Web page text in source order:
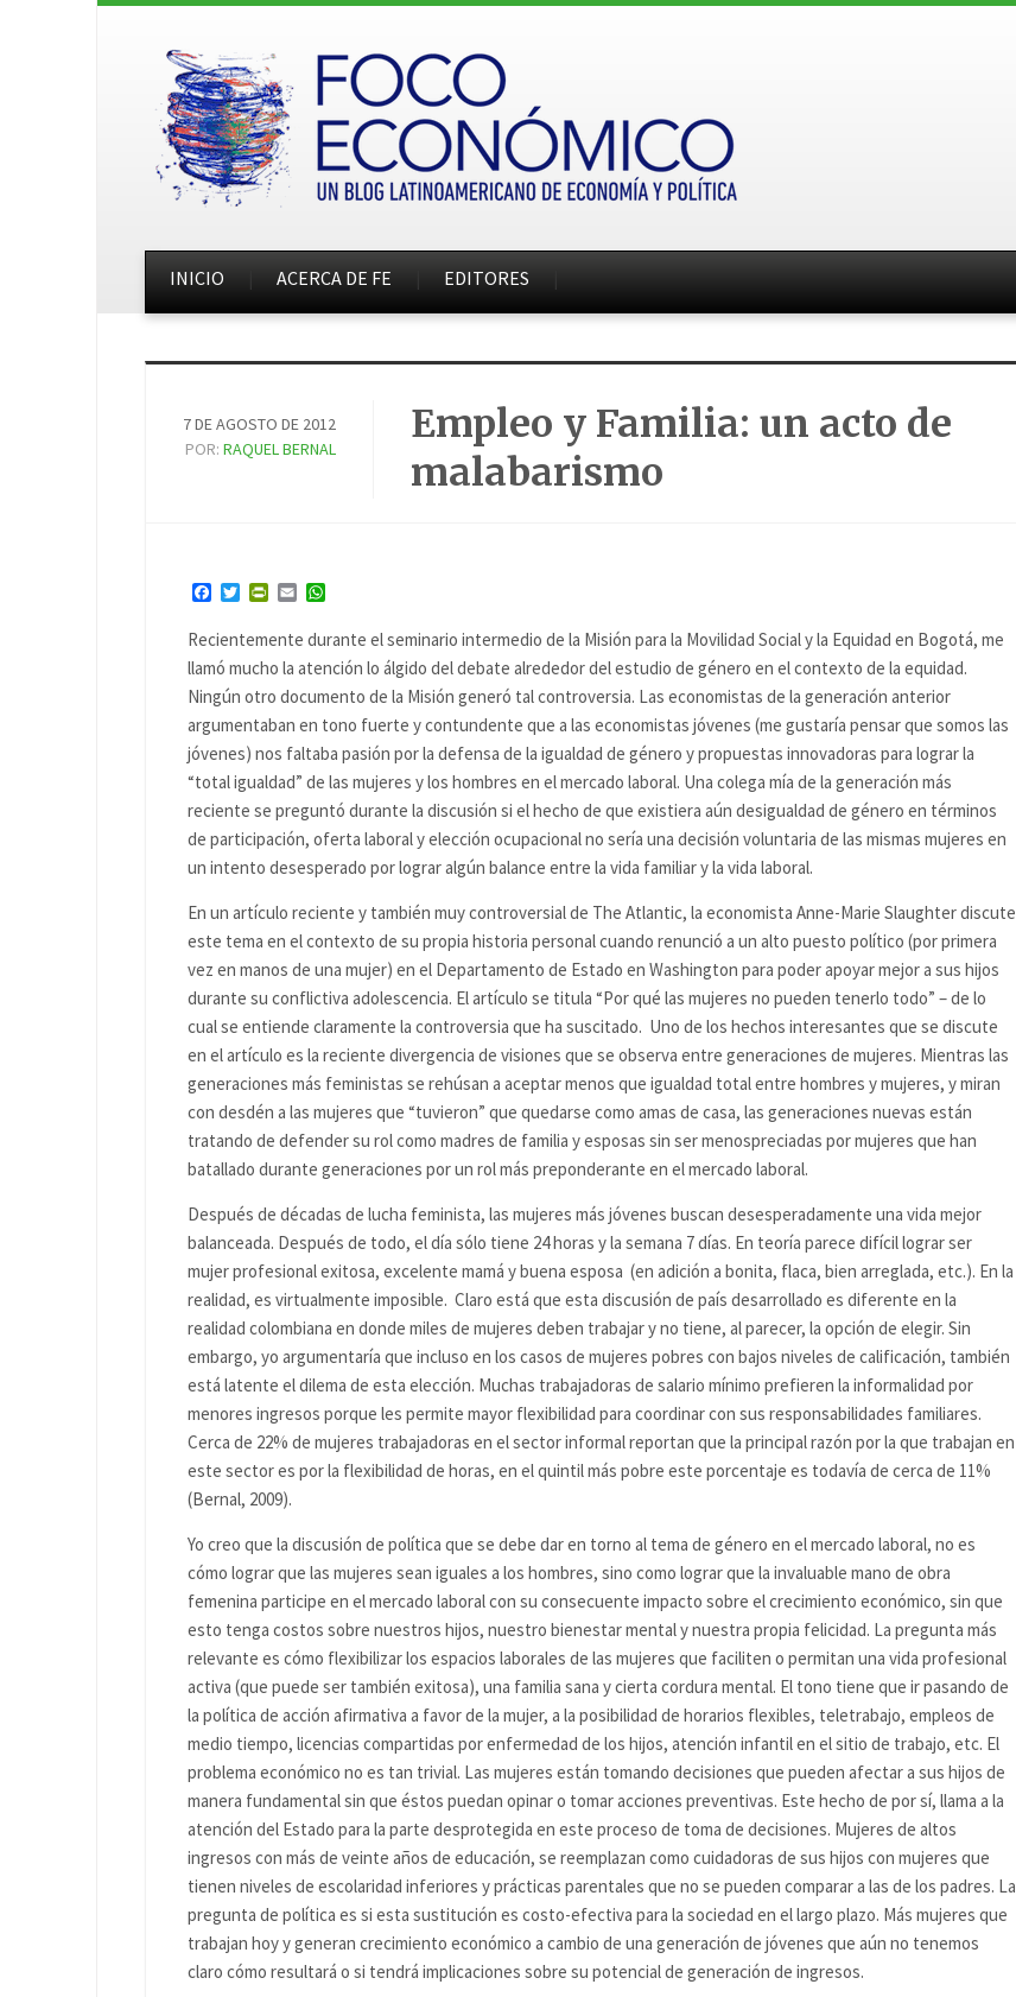
INICIO ACERCA DE FE EDITORES
7 DE AGOSTO DE 2012
POR:RAQUEL BERNAL
Empleo y Familia: un acto de
malabarismo
Facebook
TwitterPrintFriendly
Email
Recientemente durante el seminario intermedio de la Misión para la Movilidad Social y la Equidad en Bogotá, me
llamó mucho la atención lo álgido del debate alrededor del estudio de género en el contexto de la equidad.
Ningún otro documento de la Misión generó tal controversia. Las economistas de la generación anterior
argumentaban en tono fuerte y contundente que a las economistas jóvenes (me gustaría pensar que somos las
jóvenes) nos faltaba pasión por la defensa de la igualdad de género y propuestas innovadoras para lograr la
“total igualdad” de las mujeres y los hombres en el mercado laboral. Una colega mía de la generación más
reciente se preguntó durante la discusión si el hecho de que existiera aún desigualdad de género en términos
de participación, oferta laboral y elección ocupacional no sería una decisión voluntaria de las mismas mujeres en
un intento desesperado por lograr algún balance entre la vida familiar y la vida laboral.
En un artículo reciente y también muy controversial de The Atlantic, la economista Anne-Marie Slaughter discute
este tema en el contexto de su propia historia personal cuando renunció a un alto puesto político (por primera
vez en manos de una mujer) en el Departamento de Estado en Washington para poder apoyar mejor a sus hijos
durante su conflictiva adolescencia. El artículo se titula “Por qué las mujeres no pueden tenerlo todo” – de lo
cual se entiende claramente la controversia que ha suscitado. Uno de los hechos interesantes que se discute
en el artículo es la reciente divergencia de visiones que se observa entre generaciones de mujeres. Mientras las
generaciones más feministas se rehúsan a aceptar menos que igualdad total entre hombres y mujeres, y miran
con desdén a las mujeres que “tuvieron” que quedarse como amas de casa, las generaciones nuevas están
tratando de defender su rol como madres de familia y esposas sin ser menospreciadas por mujeres que han
batallado durante generaciones por un rol más preponderante en el mercado laboral.
Después de décadas de lucha feminista, las mujeres más jóvenes buscan desesperadamente una vida mejor
balanceada. Después de todo, el día sólo tiene 24 horas y la semana 7 días. En teoría parece difícil lograr ser
mujer profesional exitosa, excelente mamá y buena esposa (en adición a bonita, flaca, bien arreglada, etc.). En la
realidad, es virtualmente imposible. Claro está que esta discusión de país desarrollado es diferente en la
realidad colombiana en donde miles de mujeres deben trabajar y no tiene, al parecer, la opción de elegir. Sin
embargo, yo argumentaría que incluso en los casos de mujeres pobres con bajos niveles de calificación, también
está latente el dilema de esta elección. Muchas trabajadoras de salario mínimo prefieren la informalidad por
menores ingresos porque les permite mayor flexibilidad para coordinar con sus responsabilidades familiares.
Cerca de 22% de mujeres trabajadoras en el sector informal reportan que la principal razón por la que trabajan en
este sector es por la flexibilidad de horas, en el quintil más pobre este porcentaje es todavía de cerca de 11%
(Bernal, 2009).
Yo creo que la discusión de política que se debe dar en torno al tema de género en el mercado laboral, no es
cómo lograr que las mujeres sean iguales a los hombres, sino como lograr que la invaluable mano de obra
femenina participe en el mercado laboral con su consecuente impacto sobre el crecimiento económico, sin que
esto tenga costos sobre nuestros hijos, nuestro bienestar mental y nuestra propia felicidad. La pregunta más
relevante es cómo flexibilizar los espacios laborales de las mujeres que faciliten o permitan una vida profesional
activa (que puede ser también exitosa), una familia sana y cierta cordura mental. El tono tiene que ir pasando de
la política de acción afirmativa a favor de la mujer, a la posibilidad de horarios flexibles, teletrabajo, empleos de
medio tiempo, licencias compartidas por enfermedad de los hijos, atención infantil en el sitio de trabajo, etc. El
problema económico no es tan trivial. Las mujeres están tomando decisiones que pueden afectar a sus hijos de
manera fundamental sin que éstos puedan opinar o tomar acciones preventivas. Este hecho de por sí, llama a la
atención del Estado para la parte desprotegida en este proceso de toma de decisiones. Mujeres de altos
ingresos con más de veinte años de educación, se reemplazan como cuidadoras de sus hijos con mujeres que
tienen niveles de escolaridad inferiores y prácticas parentales que no se pueden comparar a las de los padres. La
pregunta de política es si esta sustitución es costo-efectiva para la sociedad en el largo plazo. Más mujeres que
trabajan hoy y generan crecimiento económico a cambio de una generación de jóvenes que aún no tenemos
claro cómo resultará o si tendrá implicaciones sobre su potencial de generación de ingresos.